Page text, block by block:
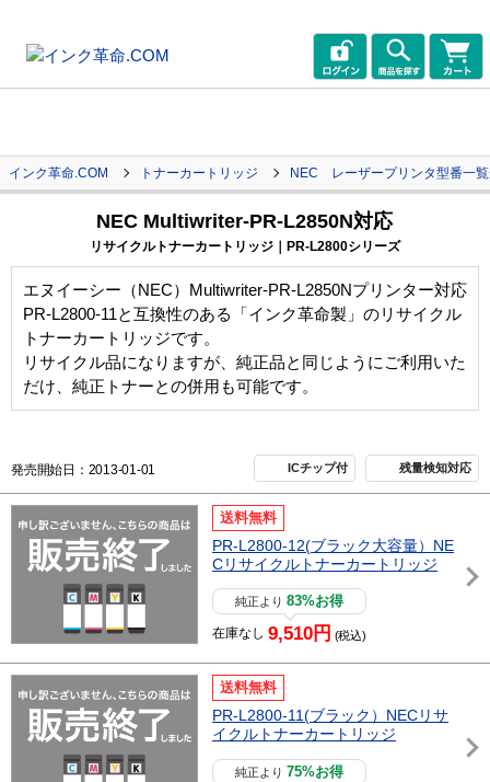
インク革命.COM トナーカートリッジ NEC レーザープリンタ型番一
NEC Multiwriter-PR-L2850N対応
リサイクルトナーカートリッジ｜PR-L2800シリーズ
エヌイーシー（NEC）Multiwriter-PR-L2850Nプリンター対応
PR-L2800-11と互換性のある「インク革命製」のリサイクル
トナーカートリッジです。
リサイクル品になりますが、純正品と同じようにご利用いた
だけ、純正トナーとの併用も可能です。
発売開始日：2013-01-01 ICチップ付 残量検知対応
送料無料
PR-L2800-12(ブラック大容量）NE
Cリサイクルトナーカートリッジ
純正より83%お得
在庫なし 9,510円 (税込)
送料無料
PR-L2800-11(ブラック）NECリサ
イクルトナーカートリッジ
純正より75%お得